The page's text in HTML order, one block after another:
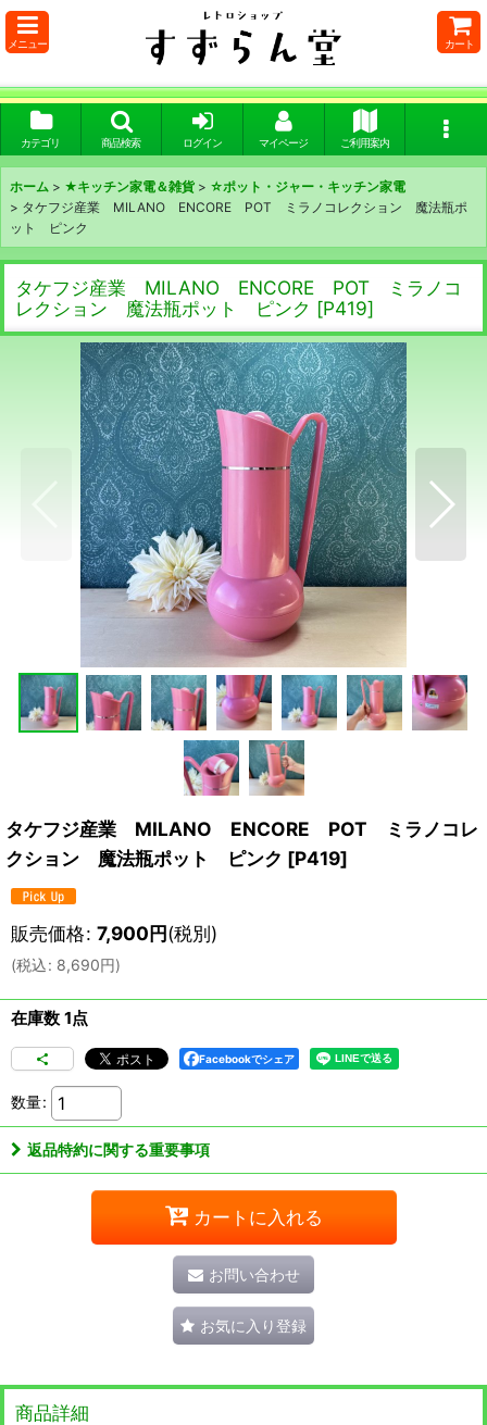
メニュー カート
カテゴリ 商品検索 ログイン マイページ ご利用案内
ホーム > ★キッチン家電＆雑貨 > ☆ポット・ジャー・キッチン家電
> タケフジ産業 MILANO ENCORE POT ミラノコレクション 魔法瓶ポ
ット ピンク
タケフジ産業 MILANO ENCORE POT ミラノコ
レクション 魔法瓶ポット ピンク [P419]
タケフジ産業 MILANO ENCORE POT ミラノコレ
クション 魔法瓶ポット ピンク [P419]
販売価格: 7,900円(税別)
(税込: 8,690円)
在庫数 1点
Facebookでシェア
数量:
返品特約に関する重要事項
カートに入れる
お問い合わせ
お気に入り登録
商品詳細